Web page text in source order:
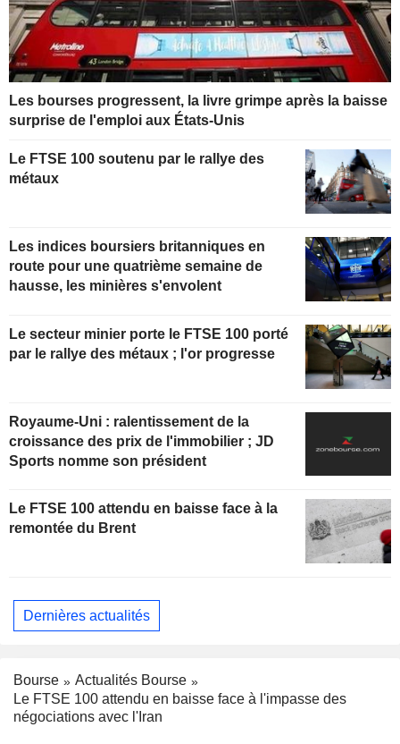
Les bourses progressent, la livre grimpe après la baisse
surprise de l'emploi aux États-Unis
Le FTSE 100 soutenu par le rallye des
métaux
Les indices boursiers britanniques en
route pour une quatrième semaine de
hausse, les minières s'envolent
Le secteur minier porte le FTSE 100 porté
par le rallye des métaux ; l'or progresse
Royaume-Uni : ralentissement de la
croissance des prix de l'immobilier ; JD
Sports nomme son président
Le FTSE 100 attendu en baisse face à la
remontée du Brent
Dernières actualités
Bourse
Actualités Bourse
Le FTSE 100 attendu en baisse face à l'impasse des
négociations avec l'Iran